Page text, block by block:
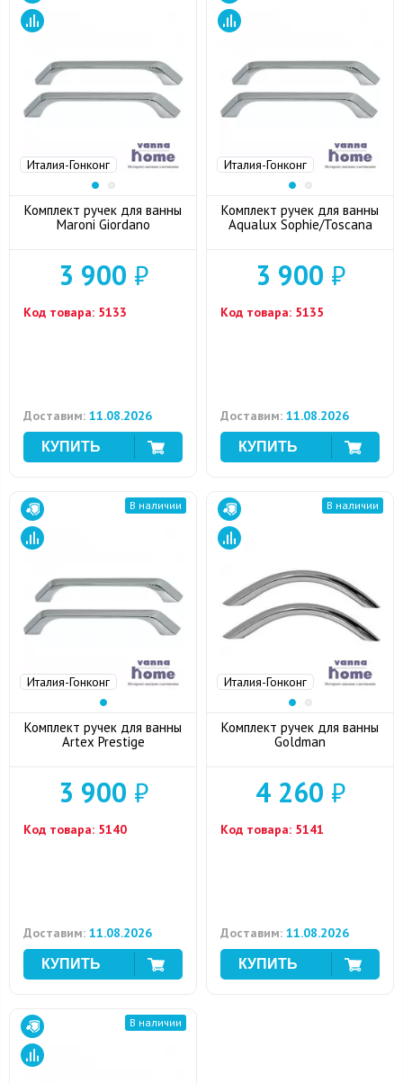
Италия-Гонконг
Комплект ручек для ванны
Maroni Giordano
3 900 ₽
Код товара: 5133
Доставим: 11.08.2026
Италия-Гонконг
Комплект ручек для ванны
Aqualux Sophie/Toscana
3 900 ₽
Код товара: 5135
Доставим: 11.08.2026
Италия-Гонконг
В наличии
Комплект ручек для ванны
Artex Prestige
3 900 ₽
Код товара: 5140
Доставим: 11.08.2026
Италия-Гонконг
В наличии
Комплект ручек для ванны
Goldman
4 260 ₽
Код товара: 5141
Доставим: 11.08.2026
В наличии